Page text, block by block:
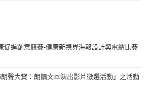
促進創意競賽-健康新視界海報設計與電繪比賽
聲大賞：朗讀文本演出影片徵選活動」之活動